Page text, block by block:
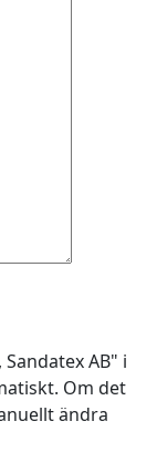
AB" i
Om det
ändra